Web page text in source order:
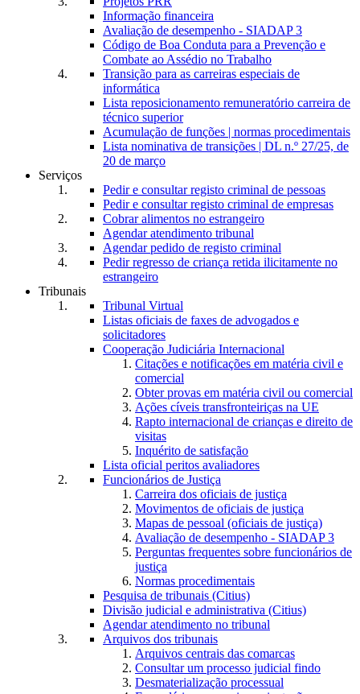
Informação financeira
Avaliação de desempenho - SIADAP 3
Código de Boa Conduta para a Prevenção e
Combate ao Assédio no Trabalho
Transição para as carreiras especiais de
informática
Lista reposicionamento remuneratório carreira de
técnico superior
Acumulação de funções | normas procedimentais
Lista nominativa de transições | DL n.º 27/25, de
20 de março
Serviços
Pedir e consultar registo criminal de pessoas
Pedir e consultar registo criminal de empresas
Cobrar alimentos no estrangeiro
Agendar atendimento tribunal
Agendar pedido de registo criminal
Pedir regresso de criança retida ilicitamente no
estrangeiro
Tribunais
Tribunal Virtual
Listas oficiais de faxes de advogados e
solicitadores
Cooperação Judiciária Internacional
Citações e notificações em matéria civil e
comercial
Obter provas em matéria civil ou comercial
Ações cíveis transfronteiriças na UE
Rapto internacional de crianças e direito de
visitas
Inquérito de satisfação
Lista oficial peritos avaliadores
Funcionários de Justiça
Carreira dos oficiais de justiça
Movimentos de oficiais de justiça
Mapas de pessoal (oficiais de justiça)
Avaliação de desempenho - SIADAP 3
Perguntas frequentes sobre funcionários de
justiça
Normas procedimentais
Pesquisa de tribunais (Citius)
Divisão judicial e administrativa (Citius)
Agendar atendimento no tribunal
Arquivos dos tribunais
Arquivos centrais das comarcas
Consultar um processo judicial findo
Desmaterialização processual